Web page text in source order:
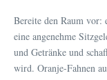
Bereite den Raum
eine angenehme
und Getränke und
wird. Oranje-Fahnen